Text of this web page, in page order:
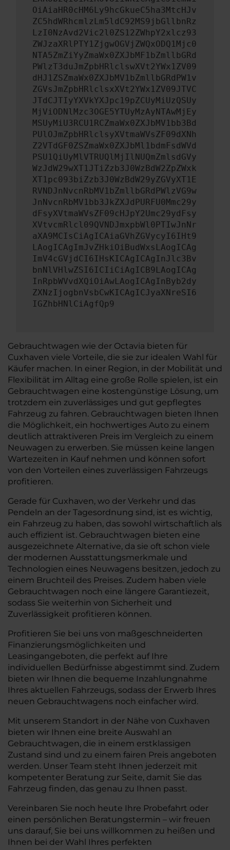
OiAiaHR0cHM6Ly9hcGkueC5ha3MtcHJv
ZC5hdWRhcmlzLm5ldC92MS9jbGllbnRz
LzI0NzAvd2Vic2l0ZS12ZWhpY2xlcz93
ZWJzaXRlPTY1ZjgwOGVjZWQxODQ1Mjc0
NTA5ZmZiYyZmaWx0ZXJbMF1bZmllbGRd
PWlzT3duJmZpbHRlclswXVt2YWx1ZV09
dHJ1ZSZmaWx0ZXJbMV1bZmllbGRdPW1v
ZGVsJmZpbHRlclsxXVt2YWx1ZV09JTVC
JTdCJTIyYXVkYXJpc19pZCUyMiUzQSUy
MjViODNlMzc3OGE5YTUyMzAyNTAwMjEy
MSUyMiU3RCU1RCZmaWx0ZXJbMV1bb3Bd
PUlOJmZpbHRlclsyXVtmaWVsZF09dXNh
Z2VTdGF0ZSZmaWx0ZXJbMl1bdmFsdWVd
PSU1QiUyMlVTRUQlMjIlNUQmZmlsdGVy
WzJdW29wXT1JTiZzb3J0WzBdW2ZpZWxk
XT1pc093biZzb3J0WzBdW29yZGVyXT1E
RVNDJnNvcnRbMV1bZmllbGRdPWlzVG9w
JnNvcnRbMV1bb3JkZXJdPURFU0Mmc29y
dFsyXVtmaWVsZF09cHJpY2Umc29ydFsy
XVtvcmRlcl09QVNDJmxpbWl0PTIwJnNr
aXA9MCIsCiAgICAiaGVhZGVycyI6IHt9
LAogICAgImJvZHkiOiBudWxsLAogICAg
ImV4cGVjdCI6IHsKICAgICAgInJlc3Bv
bnNlVHlwZSI6ICIiCiAgICB9LAogICAg
InRpbWVvdXQiOiAwLAogICAgInByb2dy
ZXNzIjogbnVsbCwKICAgICJyaXNreSI6
IGZhbHNlCiAgfQp9
Gebrauchtwagen wie der Octavia bieten für
Cuxhaven viele Vorteile, die sie zur idealen Wahl für
Käufer machen. In einer Region, in der Mobilität und
Flexibilität im Alltag eine große Rolle spielen, ist ein
Gebrauchtwagen eine kostengünstige Lösung, um
trotzdem ein zuverlässiges und gut gepflegtes
Fahrzeug zu fahren. Gebrauchtwagen bieten Ihnen
die Möglichkeit, ein hochwertiges Auto zu einem
deutlich attraktiveren Preis im Vergleich zu einem
Neuwagen zu erwerben. Sie müssen keine langen
Wartezeiten in Kauf nehmen und können sofort
von den Vorteilen eines zuverlässigen Fahrzeugs
profitieren.
Gerade für Cuxhaven, wo der Verkehr und das
Pendeln an der Tagesordnung sind, ist es wichtig,
ein Fahrzeug zu haben, das sowohl wirtschaftlich als
auch effizient ist. Gebrauchtwagen bieten eine
ausgezeichnete Alternative, da sie oft schon viele
der modernen Ausstattungsmerkmale und
Technologien eines Neuwagens besitzen, jedoch zu
einem Bruchteil des Preises. Zudem haben viele
Gebrauchtwagen noch eine längere Garantiezeit,
sodass Sie weiterhin von Sicherheit und
Zuverlässigkeit profitieren können.
Profitieren Sie bei uns von maßgeschneiderten
Finanzierungsmöglichkeiten und
Leasingangeboten, die perfekt auf Ihre
individuellen Bedürfnisse abgestimmt sind. Zudem
bieten wir Ihnen die bequeme Inzahlungnahme
Ihres aktuellen Fahrzeugs, sodass der Erwerb Ihres
neuen Gebrauchtwagens noch einfacher wird.
Mit unserem Standort in der Nähe von Cuxhaven
bieten wir Ihnen eine breite Auswahl an
Gebrauchtwagen, die in einem erstklassigen
Zustand sind und zu einem fairen Preis angeboten
werden. Unser Team steht Ihnen jederzeit mit
kompetenter Beratung zur Seite, damit Sie das
Fahrzeug finden, das genau zu Ihnen passt.
Vereinbaren Sie noch heute Ihre Probefahrt oder
einen persönlichen Beratungstermin – wir freuen
uns darauf, Sie bei uns willkommen zu heißen und
Ihnen bei der Wahl Ihres perfekten